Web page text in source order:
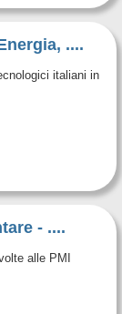
....
italiani in
- ....
alle PMI